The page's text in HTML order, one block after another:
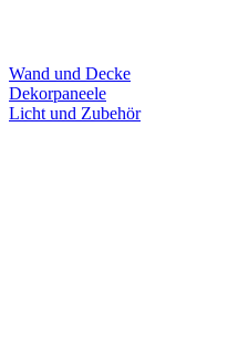
Wand und Decke
Dekorpaneele
Licht und Zubehör